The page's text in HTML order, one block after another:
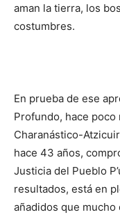
aman la tierra, los
costumbres.
En prueba de ese
Profundo, hace poco
Charanástico-
hace 43 años,
Justicia del Pueblo
resultados, está en
añadidos que